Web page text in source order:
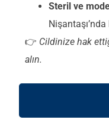
Steril ve
👉 Cildinize hak
alın.